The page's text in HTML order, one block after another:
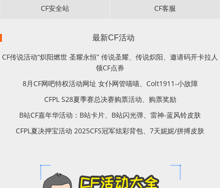
CF安全站 CF客服
最新CF活动
CF传说活动“炽阳燃世 圣耀永恒” 传说圣耀、传说炽阳、邀请码开卡拉人
领CF点券
8月CF网吧特权活动网址 女仆网管喵喵、Colt1911-小故障
CFPL S28夏季赛总决赛购票活动、购票奖励
B站CF嘉年华活动：B站卡片、B站闪光弹、雷神-蓝风铃皮肤
CFPL夏决押宝活动 2025CFS冠军炫彩背包、7天妮妮/拼搏皮肤